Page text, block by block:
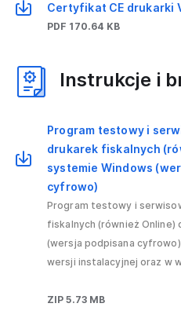
Certyfikat CE drukarki
PDF 170.64 KB
Instrukcje i
Program testowy i
drukarek fiskalnych
systemie Windows
cyfrowo)
Program testowy i
fiskalnych (również Online)
(wersja podpisana
wersji instalacyjnej oraz w
ZIP 5.73 MB